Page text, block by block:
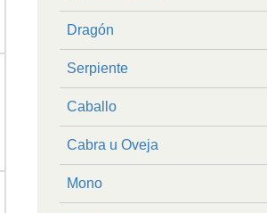
Dragón
Serpiente
Caballo
Cabra u Oveja
Mono